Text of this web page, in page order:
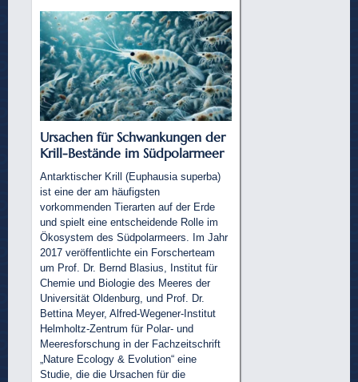
Ursachen für Schwankungen der
Krill-Bestände im Südpolarmeer
Antarktischer Krill (Euphausia superba)
ist eine der am häufigsten
vorkommenden Tierarten auf der Erde
und spielt eine entscheidende Rolle im
Ökosystem des Südpolarmeers. Im Jahr
2017 veröffentlichte ein Forscherteam
um Prof. Dr. Bernd Blasius, Institut für
Chemie und Biologie des Meeres der
Universität Oldenburg, und Prof. Dr.
Bettina Meyer, Alfred-Wegener-Institut
Helmholtz-Zentrum für Polar- und
Meeresforschung in der Fachzeitschrift
„Nature Ecology & Evolution“ eine
Studie, die die Ursachen für die